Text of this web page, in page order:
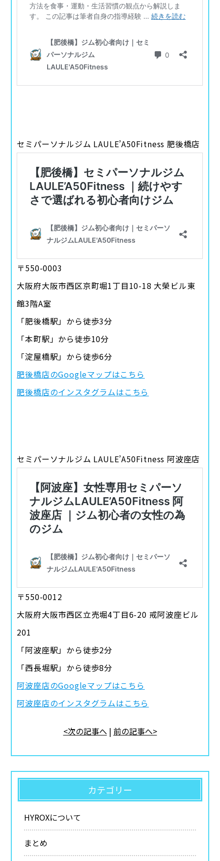
セミパーソナルジム LAULE’A50Fitness 肥後橋店
〒550-0003
大阪府大阪市西区京町堀1丁目10-18 大榮ビル東
館3階A室
「肥後橋駅」から徒歩3分
「本町駅」から徒歩10分
「淀屋橋駅」から徒歩6分
肥後橋店のGoogleマップはこちら
肥後橋店のインスタグラムはこちら
セミパーソナルジム LAULE’A50Fitness 阿波座店
〒550-0012
大阪府大阪市西区立売堀4丁目6-20 戒阿波座ビル
201
「阿波座駅」から徒歩2分
「西長堀駅」から徒歩8分
阿波座店のGoogleマップはこちら
阿波座店のインスタグラムはこちら
<次の記事へ | 前の記事へ>
カテゴリー
HYROXについて
まとめ